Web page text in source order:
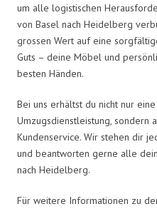
um alle logistischen
von Basel nach Heidelberg
grossen Wert auf eine
Guts – deine Möbel und
besten Händen.
Bei uns erhältst du nicht nur
Umzugsdienstleistung, sondern
Kundenservice. Wir stehen dir
und beantworten gerne alle
nach Heidelberg.
Für weitere Informationen zu